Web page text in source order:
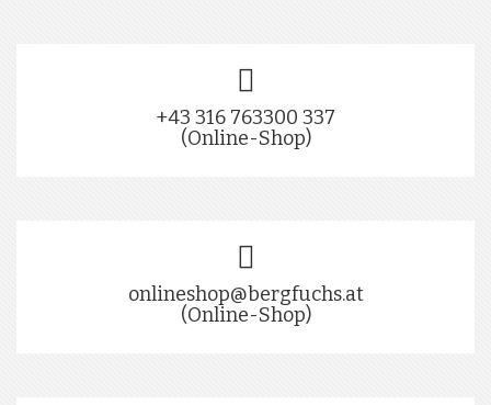
+43 316 763300 337
(Online-Shop)
onlineshop@bergfuchs.at
(Online-Shop)